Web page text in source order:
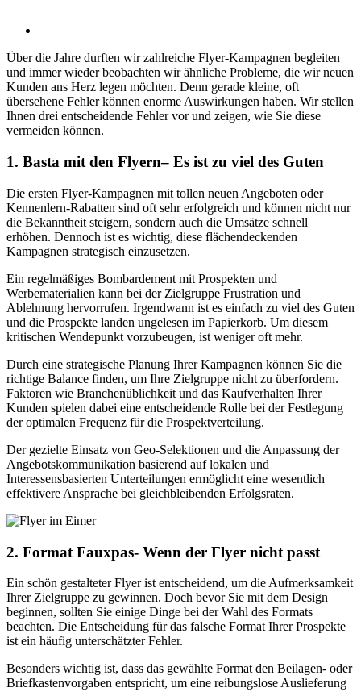
Über die Jahre durften wir zahlreiche Flyer-Kampagnen begleiten
und immer wieder beobachten wir ähnliche Probleme, die wir neuen
Kunden ans Herz legen möchten. Denn gerade kleine, oft
übersehene Fehler können enorme Auswirkungen haben. Wir stellen
Ihnen drei entscheidende Fehler vor und zeigen, wie Sie diese
vermeiden können.
1. Basta mit den Flyern– Es ist zu viel des Guten
Die ersten Flyer-Kampagnen mit tollen neuen Angeboten oder
Kennenlern-Rabatten sind oft sehr erfolgreich und können nicht nur
die Bekanntheit steigern, sondern auch die Umsätze schnell
erhöhen. Dennoch ist es wichtig, diese flächendeckenden
Kampagnen strategisch einzusetzen.
Ein regelmäßiges Bombardement mit Prospekten und
Werbematerialien kann bei der Zielgruppe Frustration und
Ablehnung hervorrufen. Irgendwann ist es einfach zu viel des Guten
und die Prospekte landen ungelesen im Papierkorb. Um diesem
kritischen Wendepunkt vorzubeugen, ist weniger oft mehr.
Durch eine strategische Planung Ihrer Kampagnen können Sie die
richtige Balance finden, um Ihre Zielgruppe nicht zu überfordern.
Faktoren wie Branchenüblichkeit und das Kaufverhalten Ihrer
Kunden spielen dabei eine entscheidende Rolle bei der Festlegung
der optimalen Frequenz für die Prospektverteilung.
Der gezielte Einsatz von Geo-Selektionen und die Anpassung der
Angebotskommunikation basierend auf lokalen und
Interessensbasierten Unterteilungen ermöglicht eine wesentlich
effektivere Ansprache bei gleichbleibenden Erfolgsraten.
2. Format Fauxpas- Wenn der Flyer nicht passt
Ein schön gestalteter Flyer ist entscheidend, um die Aufmerksamkeit
Ihrer Zielgruppe zu gewinnen. Doch bevor Sie mit dem Design
beginnen, sollten Sie einige Dinge bei der Wahl des Formats
beachten. Die Entscheidung für das falsche Format Ihrer Prospekte
ist ein häufig unterschätzter Fehler.
Besonders wichtig ist, dass das gewählte Format den Beilagen- oder
Briefkastenvorgaben entspricht, um eine reibungslose Auslieferung